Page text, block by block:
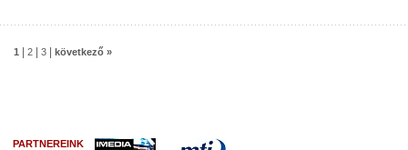
1 2 3 következő »
PARTNEREINK